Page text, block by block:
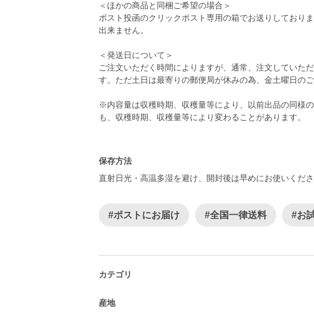
＜ほかの商品と同梱ご希望の場合＞
ポスト投函のクリックポスト専用の箱でお送りしており
出来ません。
＜発送日について＞
ご注文いただく時間によりますが、通常、注文していた
す。ただ土日は最寄りの郵便局が休みの為、金土曜日の
※内容量は収穫時期、収穫量等により、以前出品の同様
も、収穫時期、収穫量等により変わることがあります。
保存方法
直射日光・高温多湿を避け、開封後は早めにお使いくださ
#ポストにお届け #全国一律送料 #お
カテゴリ
産地